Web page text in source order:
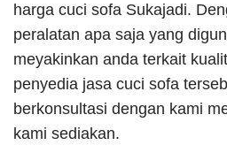
harga cuci sofa Sukajadi.
peralatan apa saja yang
meyakinkan anda terkait
penyedia jasa cuci sofa
berkonsultasi dengan kami
kami sediakan.